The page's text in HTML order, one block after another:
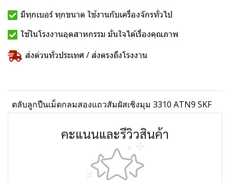
มีทุกเบอร์ ทุกขนาด ใช้งานกับเครื่องจักรทั่วไป
ใช้ในโรงงานอุตสาหกรรม มั่นใจได้เรื่องคุณภาพ
ส่งด่วนทั่วประเทศ / ส่งตรงถึงโรงงาน
ตลับลูกปืนเม็ดกลมสองแถวสัมผัสเชิงมุม 3310 ATN9 SKF
คะแนนและรีวิวสินค้า